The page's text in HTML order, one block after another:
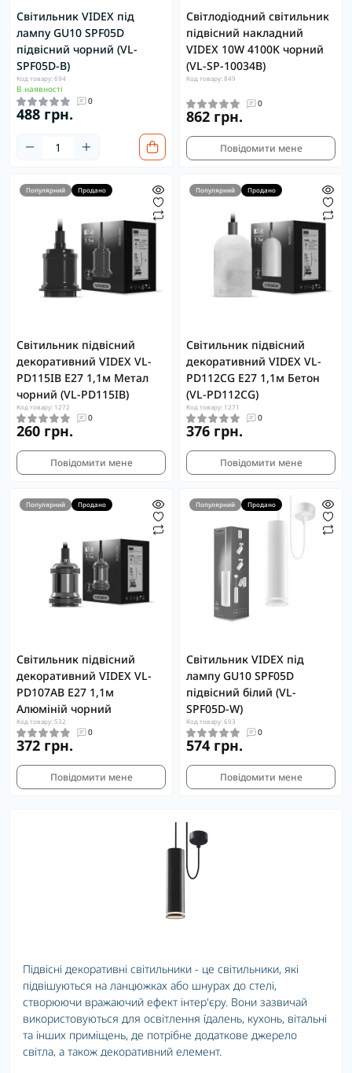
Світильник VIDEX під
лампу GU10 SPF05D
підвісний чорний (VL-
SPF05D-B)
Код товару: 694
В наявності
0
488 грн.
Світлодіодний світильник
підвісний накладний
VIDEX 10W 4100K чорний
(VL-SP-10034B)
Код товару: 849
0
862 грн.
Повідомити мене
Популярний Продано
Світильник підвісний
декоративний VIDEX VL-
PD115IB Е27 1,1м Метал
чорний (VL-PD115IB)
Код товару: 1272
0
260 грн.
Повідомити мене
Популярний Продано
Світильник підвісний
декоративний VIDEX VL-
PD112CG Е27 1,1м Бетон
(VL-PD112CG)
Код товару: 1271
0
376 грн.
Повідомити мене
Популярний Продано
Світильник підвісний
декоративний VIDEX VL-
PD107AB Е27 1,1м
Алюміній чорний
Код товару: 532
0
372 грн.
Повідомити мене
Популярний Продано
Світильник VIDEX під
лампу GU10 SPF05D
підвісний білий (VL-
SPF05D-W)
Код товару: 693
0
574 грн.
Повідомити мене
Підвісні декоративні світильники - це світильники, які
підвішуються на ланцюжках або шнурах до стелі,
створюючи вражаючий ефект інтер'єру. Вони зазвичай
використовуються для освітлення їдалень, кухонь, вітальні
та інших приміщень, де потрібне додаткове джерело
світла, а також декоративний елемент.